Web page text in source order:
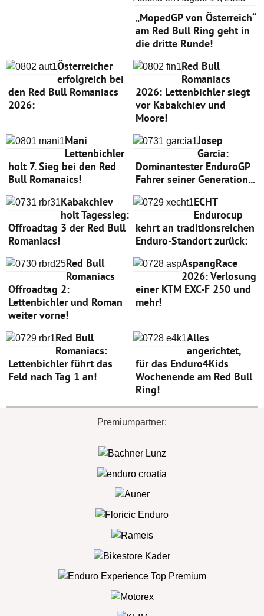
„MopedGP von Österreich“
am Red Bull Ring geht in
die dritte Runde!
Österreicher
erfolgreich bei
den Red Bull Romaniacs
2026:
Red Bull
Romaniacs
2026: Lettenbichler siegt
vor Kabakchiev und
Moore!
Mani
Lettenbichler
holt 7. Sieg bei den Red
Bull Romanaics!
Josep
Garcia:
Dominantester EnduroGP
Fahrer seiner Generation...
Kabakchiev
holt Tagessieg:
Offroadtag 3 der Red Bull
Romaniacs!
ECHT
Endurocup
kehrt an traditionsreichen
Enduro-Standort zurück:
Red Bull
Romaniacs
Offroadtag 2:
Lettenbichler und Roman
weiter vorne!
AspangRace
2026: Verlosung
einer KTM EXC-F 250 und
mehr!
Red Bull
Romaniacs:
Lettenbichler führt das
Feld nach Tag 1 an!
Alles
angerichtet,
für das Enduro4Kids
Wochenende am Red Bull
Ring!
Premiumpartner: